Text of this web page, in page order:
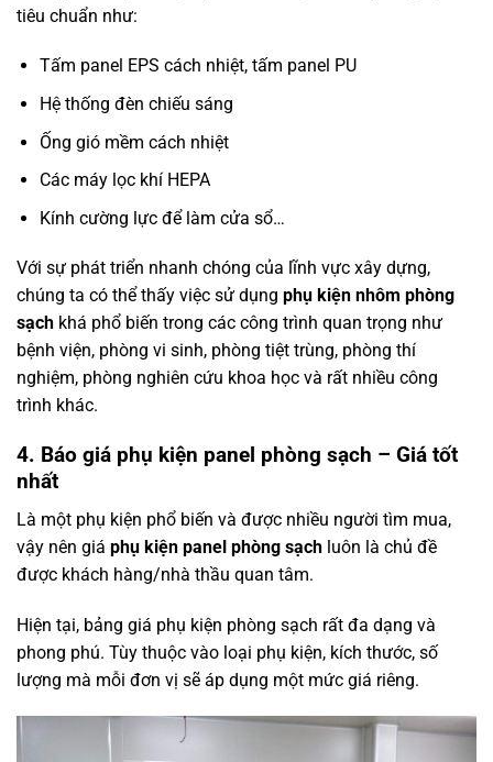
tiêu chuẩn như:
Tấm panel EPS cách nhiệt, tấm panel PU
Hệ thống đèn chiếu sáng
Ống gió mềm cách nhiệt
Các máy lọc khí HEPA
Kính cường lực để làm cửa sổ…
Với sự phát triển nhanh chóng của lĩnh vực xây dựng,
chúng ta có thể thấy việc sử dụng phụ kiện nhôm phòng
sạch khá phổ biến trong các công trình quan trọng như
bệnh viện, phòng vi sinh, phòng tiệt trùng, phòng thí
nghiệm, phòng nghiên cứu khoa học và rất nhiều công
trình khác.
4. Báo giá phụ kiện panel phòng sạch – Giá tốt
nhất
Là một phụ kiện phổ biến và được nhiều người tìm mua,
vậy nên giá phụ kiện panel phòng sạch luôn là chủ đề
được khách hàng/nhà thầu quan tâm.
Hiện tại, bảng giá phụ kiện phòng sạch rất đa dạng và
phong phú. Tùy thuộc vào loại phụ kiện, kích thước, số
lượng mà mỗi đơn vị sẽ áp dụng một mức giá riêng.